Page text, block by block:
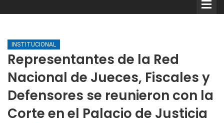
INSTITUCIONAL
Representantes de la Red
Nacional de Jueces, Fiscales y
Defensores se reunieron con la
Corte en el Palacio de Justicia